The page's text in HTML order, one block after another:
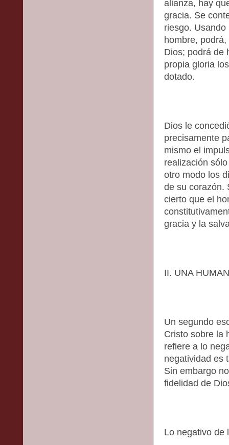
alianza, hay
gracia. Se
riesgo.
hombre,
Dios; podrá de
propia gloria
dotado.
Dios le
precisamente
mismo el
realización
otro modo los
de su corazón.
cierto que el
gracia y la
II. UNA
Un segundo
Cristo sobre la
refiere a lo
negatividad es
Sin embargo
fidelidad de
Lo negativo de